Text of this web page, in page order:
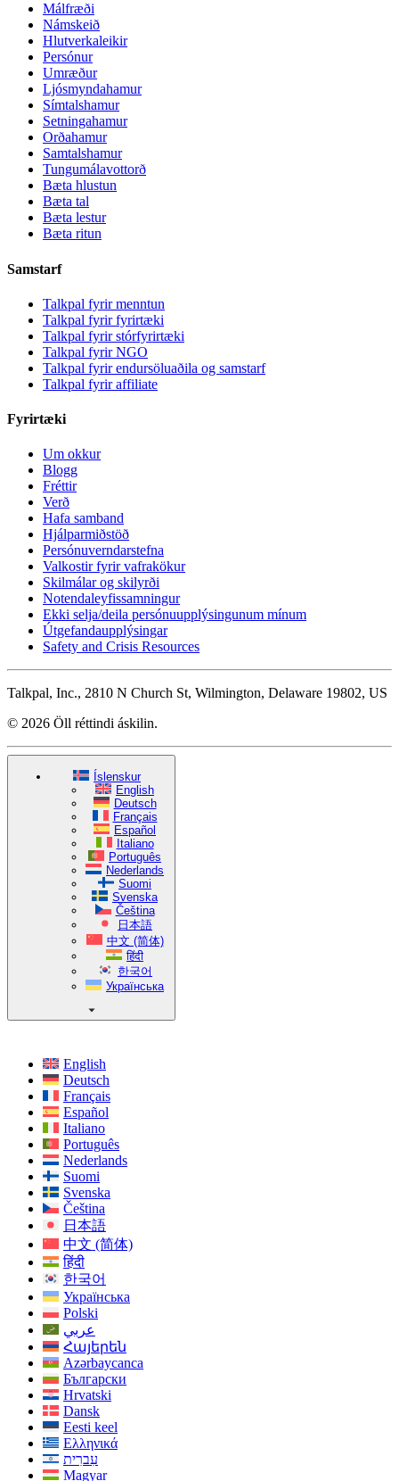
Málfræði
Námskeið
Hlutverkaleikir
Persónur
Umræður
Ljósmyndahamur
Símtalshamur
Setningahamur
Orðahamur
Samtalshamur
Tungumálavottorð
Bæta hlustun
Bæta tal
Bæta lestur
Bæta ritun
Samstarf
Talkpal fyrir menntun
Talkpal fyrir fyrirtæki
Talkpal fyrir stórfyrirtæki
Talkpal fyrir NGO
Talkpal fyrir endursöluaðila og samstarf
Talkpal fyrir affiliate
Fyrirtæki
Um okkur
Blogg
Fréttir
Verð
Hafa samband
Hjálparmiðstöð
Persónuverndarstefna
Valkostir fyrir vafrakökur
Skilmálar og skilyrði
Notendaleyfissamningur
Ekki selja/deila persónuupplýsingunum mínum
Útgefandaupplýsingar
Safety and Crisis Resources
Talkpal, Inc., 2810 N Church St, Wilmington, Delaware 19802, US
© 2026 Öll réttindi áskilin.
Íslenskur
English
Deutsch
Français
Español
Italiano
Português
Nederlands
Suomi
Svenska
Čeština
日本語
中文 (简体)
हिंदी
한국어
Українська
English
Deutsch
Français
Español
Italiano
Português
Nederlands
Suomi
Svenska
Čeština
日本語
中文 (简体)
हिंदी
한국어
Українська
Polski
عربي
Հայերեն
Azərbaycanca
Български
Hrvatski
Dansk
Eesti keel
Ελληνικά
עִברִית
Magyar